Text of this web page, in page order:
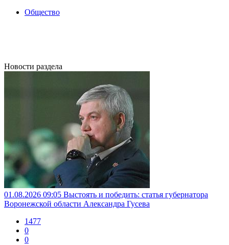
Общество
Новости раздела
01.08.2026 09:05 Выстоять и победить: статья губернатора
Воронежской области Александра Гусева
1477
0
0